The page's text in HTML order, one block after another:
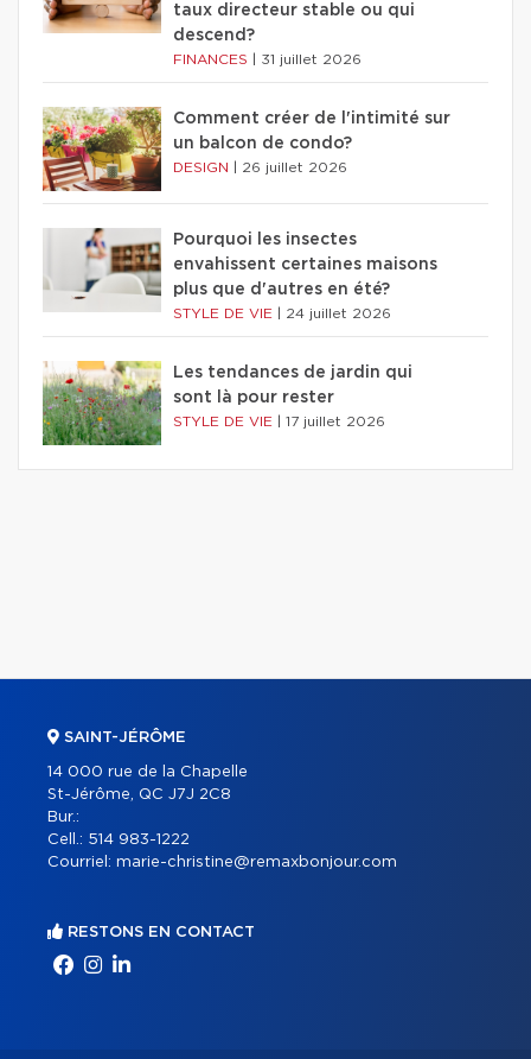
taux directeur stable ou qui
descend?
FINANCES 31 juillet 2026
Comment créer de l'intimité sur
un balcon de condo?
DESIGN 26 juillet 2026
Pourquoi les insectes
envahissent certaines maisons
plus que d'autres en été?
STYLE DE VIE 24 juillet 2026
Les tendances de jardin qui
sont là pour rester
STYLE DE VIE 17 juillet 2026
SAINT-JÉRÔME
14 000 rue de la Chapelle
St-Jérôme, QC J7J 2C8
Bur.:
Cell.: 514 983-1222
Courriel: marie-christine@remaxbonjour.com
RESTONS EN CONTACT